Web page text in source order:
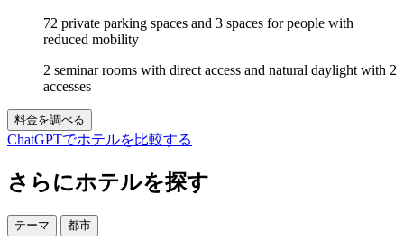
72 private parking spaces and 3 spaces for people with
reduced mobility
2 seminar rooms with direct access and natural daylight with 2
accesses
料金を調べる
ChatGPTでホテルを比較する
さらにホテルを探す
テーマ 都市